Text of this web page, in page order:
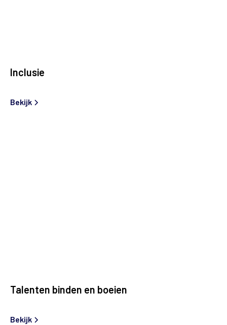
Inclusie
Bekijk
Talenten binden en boeien
Bekijk